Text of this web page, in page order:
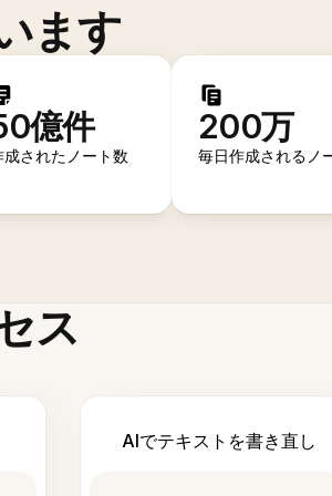
ます
億件
成されたノート数
200万
毎日作成されるノ
ス
AIでテキストを書き直し